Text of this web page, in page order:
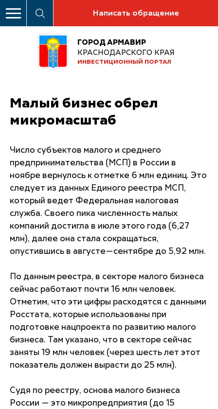
Написать обращение
ГОРОД АРМАВИР
КРАСНОДАРСКОГО КРАЯ
ИНВЕСТИЦИОННЫЙ ПОРТАЛ
Малый бизнес обрел
микромасштаб
Число субъектов малого и среднего
предпринимательства (МСП) в России в
ноябре вернулось к отметке 6 млн единиц. Это
следует из данных Единого реестра МСП,
который ведет Федеральная налоговая
служба. Своего пика численность малых
компаний достигла в июле этого года (6,27
млн), далее она стала сокращаться,
опустившись в августе—сентябре до 5,92 млн.
По данным реестра, в секторе малого бизнеса
сейчас работают почти 16 млн человек.
Отметим, что эти цифры расходятся с данными
Росстата, которые использованы при
подготовке нацпроекта по развитию малого
бизнеса. Там указано, что в секторе сейчас
заняты 19 млн человек (через шесть лет этот
показатель должен вырасти до 25 млн).
Судя по реестру, основа малого бизнеса
России — это микропредприятия (до 15